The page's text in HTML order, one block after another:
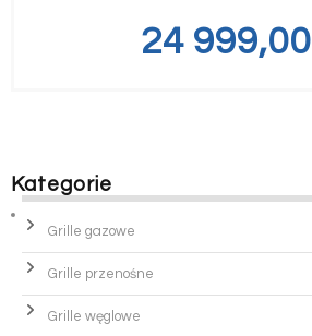
Kategorie
Grille gazowe
Grille przenośne
Grille węglowe
24 999,00